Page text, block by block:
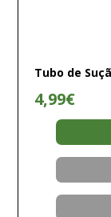
Tubo de
4,99€